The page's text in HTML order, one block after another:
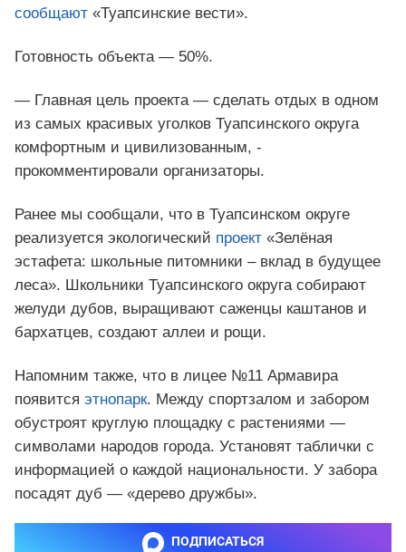
сообщают «Туапсинские вести».
Готовность объекта — 50%.
— Главная цель проекта — сделать отдых в одном
из самых красивых уголков Туапсинского округа
комфортным и цивилизованным, -
прокомментировали организаторы.
Ранее мы сообщали, что в Туапсинском округе
реализуется экологический проект «Зелёная
эстафета: школьные питомники – вклад в будущее
леса». Школьники Туапсинского округа собирают
желуди дубов, выращивают саженцы каштанов и
бархатцев, создают аллеи и рощи.
Напомним также, что в лицее №11 Армавира
появится этнопарк. Между спортзалом и забором
обустроят круглую площадку с растениями —
символами народов города. Установят таблички с
информацией о каждой национальности. У забора
посадят дуб — «дерево дружбы».
ПОДПИСАТЬСЯ